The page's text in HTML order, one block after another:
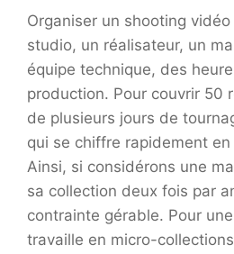
Organiser un shooting
studio, un réalisateur, un
équipe technique, des
production. Pour couvrir 50
de plusieurs jours de
qui se chiffre rapidement en
Ainsi, si considérons une
sa collection deux fois par
contrainte gérable. Pour
travaille en micro-